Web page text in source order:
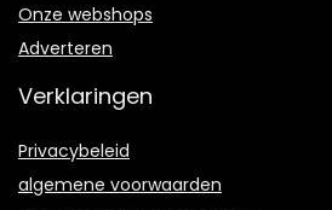
Onze webshops
Adverteren
Verklaringen
Privacybeleid
algemene voorwaarden